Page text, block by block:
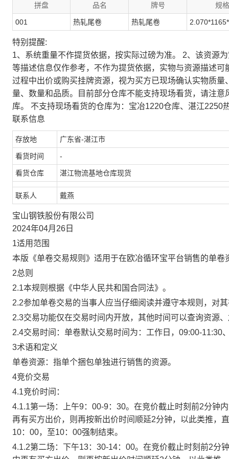
拼盘 品名 牌号 规格
001 热轧尾卷 热轧尾卷
特别提醒:
1、系统重量不作提货依据，按实际过磅为准。 2、该资源
等描述信息仅作参考，不作为提货依据，实物与资源描述
过程中出价或购买挂牌资源，视为买方已现场确认实物质
量、数量和品质。目前部分仓库不能支持现场看货，请注
库。 不支持现场看货的仓库为：宝冶1220仓库、湛江2250
联系信息
存放地 广东省-湛江市
看货时间 -
看货仓库 湛江物流基地仓库现货
联系人 戴燕
宝山钢铁股份有限公司
2024年04月26日
1适用范围
本版《单卷交易规则》适用于在欧冶循环宝平台销售的单卷
2总则
2.1本规则根据《中华人民共和国合同法》。
2.2参加单卷交易的当事人应当仔细阅读并遵守本规则，对
2.3交易功能仅在交易时间内开放，其他时间可以查询资源
2.4交易时间：单卷默认交易时间为：工作日，09:00-11:30
3术语和定义
单卷资源：指单个捆包单独进行销售的资源。
4竞价交易
4.1竞价时间：
4.1.1第一场：上午9：00-9：30。在竞价截止时刻前2分钟
再有买方出价，则再按新出价时间顺延2分钟，以此类推，
10：00，至10：00强制结束。
4.1.2第二场：下午13：30-14：00。在竞价截止时刻前2分